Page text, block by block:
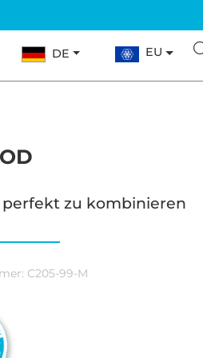
DE EU
perfekt zu kombinieren
C205-99-M